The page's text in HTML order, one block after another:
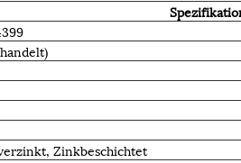
Zinkbeschichtet